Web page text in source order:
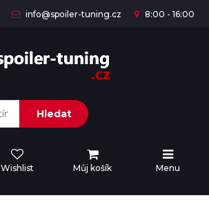
info@spoiler-tuning.cz 8:00 - 16:00
Hledat
Wishlist Můj košík Menu